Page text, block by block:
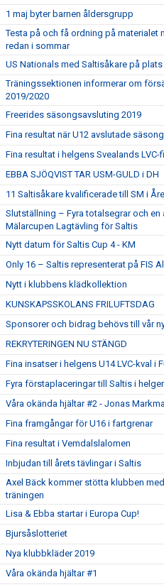
1 maj byter barnen åldersgrupp
Testa på och få ordning på materialet
redan i sommar
US Nationals med Saltisåkare på plats
Träningssektionen informerar om
2019/2020
Freerides säsongsavsluting 2019
Fina resultat när U12 avslutade
Fina resultat i helgens Svealands LVC-
EBBA SJÖQVIST TAR USM-GULD i DH
11 Saltisåkare kvalificerade till SM i Åre
Slutställning – Fyra totalsegrar och en
Mälarcupen Lagtävling för Saltis
Nytt datum för Saltis Cup 4 - KM
Only 16 – Saltis representerat på FIS
Nytt i klubbens klädkollektion
KUNSKAPSSKOLANS FRILUFTSDAG
Sponsorer och bidrag behövs till vår
REKRYTERINGEN NU STÄNGD
Fina insatser i helgens U14 LVC-kval i
Fyra förstaplaceringar till Saltis i
Våra okända hjältar #2 - Jonas
Fina framgångar för U16 i fartgrenar
Fina resultat i Vemdalslalomen
Inbjudan till årets tävlingar i Saltis
Axel Bäck kommer stötta klubben
träningen
Lisa & Ebba startar i Europa Cup!
Bjursåslotteriet
Nya klubbkläder 2019
Våra okända hjältar #1